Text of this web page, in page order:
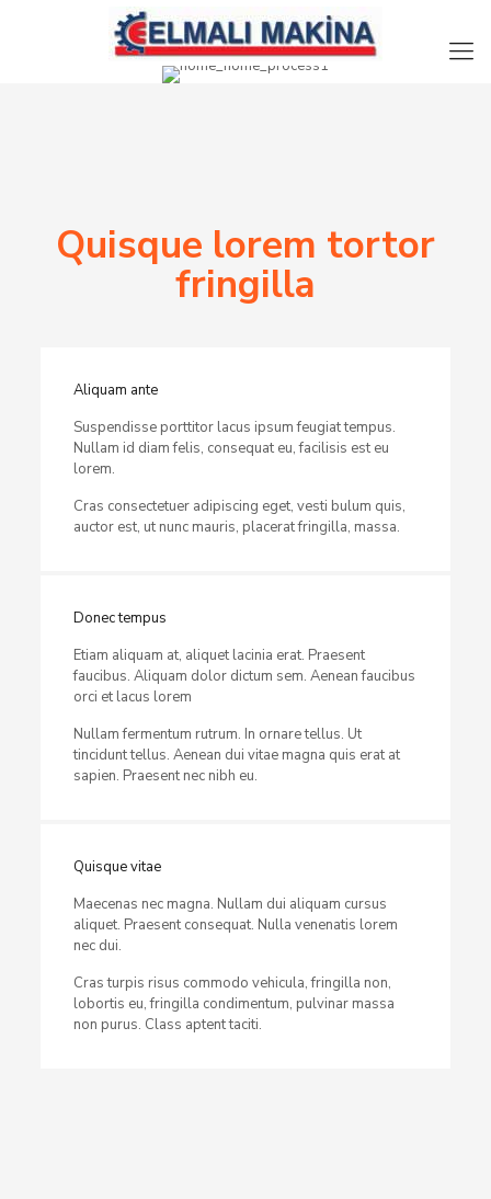
Quisque lorem tortor
fringilla
Aliquam ante
Suspendisse porttitor lacus ipsum feugiat tempus.
Nullam id diam felis, consequat eu, facilisis est eu
lorem.
Cras consectetuer adipiscing eget, vesti bulum quis,
auctor est, ut nunc mauris, placerat fringilla, massa.
Donec tempus
Etiam aliquam at, aliquet lacinia erat. Praesent
faucibus. Aliquam dolor dictum sem. Aenean faucibus
orci et lacus lorem
Nullam fermentum rutrum. In ornare tellus. Ut
tincidunt tellus. Aenean dui vitae magna quis erat at
sapien. Praesent nec nibh eu.
Quisque vitae
Maecenas nec magna. Nullam dui aliquam cursus
aliquet. Praesent consequat. Nulla venenatis lorem
nec dui.
Cras turpis risus commodo vehicula, fringilla non,
lobortis eu, fringilla condimentum, pulvinar massa
non purus. Class aptent taciti.